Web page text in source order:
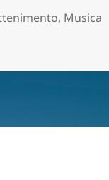
, Musica